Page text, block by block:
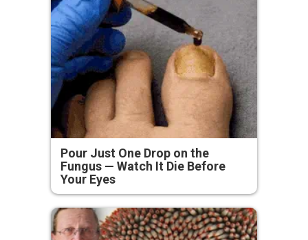
Pour Just One Drop on the
Fungus — Watch It Die Before
Your Eyes